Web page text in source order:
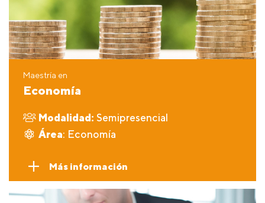
Maestría en
Economía
Modalidad: Semipresencial
Área: Economía
Más información